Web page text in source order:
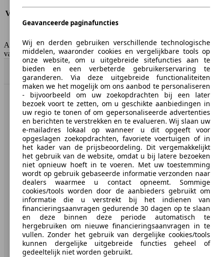
Verbruik (gemiddeld)*
Emissieklasse
Euro 6d
AutoScout24 Belgium NV is niet aansprakelijk voor de juistheid
van de gegevens.
Naar boven
AutoScout24: de grootste online automarkt in Europa.
AutoScout24
Over AutoScout24
Pers
Disclaimer
Wettelijke rechten
Privacy
Media
Toegankelijkheidsverklaring
Geavanceerde paginafuncties
Wij en derden gebruiken verschillende technologische
middelen, waaronder cookies en vergelijkbare tools op
onze website, om u uitgebreide sitefuncties aan te
bieden en een verbeterde gebruikerservaring te
garanderen. Via deze uitgebreide functionaliteiten
maken we het mogelijk om ons aanbod te personaliseren
- bijvoorbeeld om uw zoekopdrachten bij een later
bezoek voort te zetten, om u geschikte aanbiedingen in
uw regio te tonen of om gepersonaliseerde advertenties
en berichten te verstrekken en te evalueren. Wij slaan uw
e-mailadres lokaal op wanneer u dit opgeeft voor
opgeslagen zoekopdrachten, favoriete voertuigen of in
het kader van de prijsbeoordeling. Dit vergemakkelijkt
het gebruik van de website, omdat u bij latere bezoeken
niet opnieuw hoeft in te voeren. Met uw toestemming
wordt op gebruik gebaseerde informatie verzonden naar
dealers waarmee u contact opneemt. Sommige
cookies/tools worden door de aanbieders gebruikt om
informatie die u verstrekt bij het indienen van
financieringsaanvragen gedurende 30 dagen op te slaan
en deze binnen deze periode automatisch te
hergebruiken om nieuwe financieringsaanvragen in te
vullen. Zonder het gebruik van dergelijke cookies/tools
kunnen dergelijke uitgebreide functies geheel of
gedeeltelijk niet worden gebruikt.